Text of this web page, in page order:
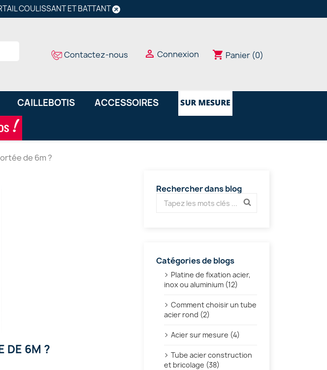
COULISSANT ET BATTANT
Contactez-nous  Connexion shopping_cart Panier (0)
CAILLEBOTIS ACCESSOIRES
de 6m ?
DE 6M ?
Rechercher dans blog
Catégories de blogs
Platine de fixation acier,
inox ou aluminium (12)
Comment choisir un tube
acier rond (2)
Acier sur mesure (4)
Tube acier construction
et bricolage (38)